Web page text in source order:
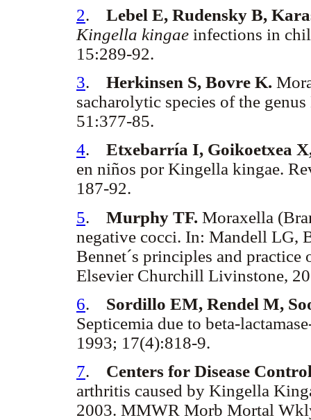
2. Lebel E, Rudensky B,
Kingella kingae infections in
15:289-92.
3. Herkinsen S, Bovre K.
sacharolytic species of the
51:377-85.
4. Etxebarría I, Goikoetxea
en niños por Kingella kingae.
187-92.
5. Murphy TF. Moraxella
negative cocci. In: Mandell LG,
Bennet´s principles and
Elsevier Churchill Livinstone,
6. Sordillo EM, Rendel M,
Septicemia due to beta-
1993; 17(4):818-9.
7. Centers for Disease
arthritis caused by Kingella
2003. MMWR Morb Mortal